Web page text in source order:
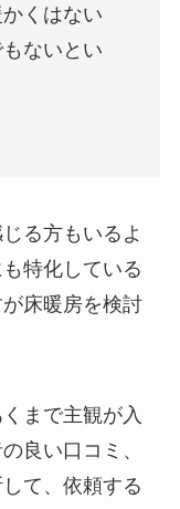
くはない
ないとい
る方もいるよ
特化している
床暖房を検討
まで主観が入
良い口コミ、
て、依頼する